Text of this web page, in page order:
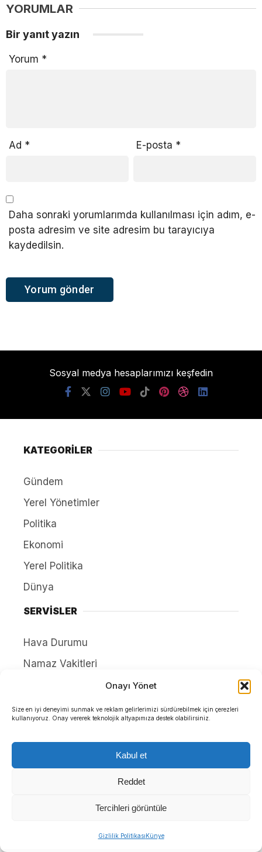
Onayı Yönet
Size en iyi deneyimi sunmak ve reklam gelirlerimizi sürdürebilmek için çerezleri
kullanıyoruz. Onay vererek teknolojik altyapımıza destek olabilirsiniz.
Kabul et
Reddet
Tercihleri görüntüle
Gizlilik PolitikasıKünye
YORUMLAR
Bir yanıt yazın
Yorum *
Ad * E-posta *
Daha sonraki yorumlarımda kullanılması için adım, e-
posta adresim ve site adresim bu tarayıcıya
kaydedilsin.
Sosyal medya hesaplarımızı keşfedin
KATEGORİLER
Gündem
Yerel Yönetimler
Politika
Ekonomi
Yerel Politika
Dünya
SERVİSLER
Hava Durumu
Namaz Vakitleri
Nöbetçi Eczaneler
Puan Durumları